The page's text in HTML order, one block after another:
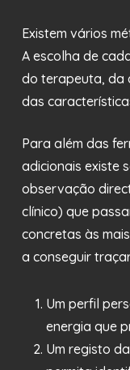
Existem vários
A escolha de
do terapeuta, da
das
Para além das
adicionais existe
observação
clínico) que
concretas às
a conseguir
Um perfil
energia que
Um registo